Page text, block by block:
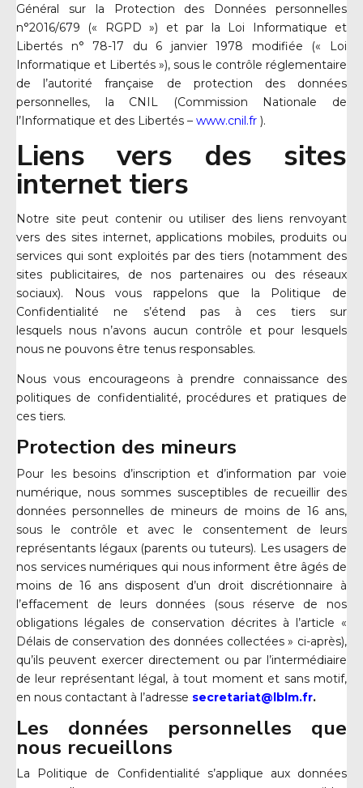
Général sur la Protection des Données personnelles
n°2016/679 (« RGPD ») et par la Loi Informatique et
Libertés n° 78-17 du 6 janvier 1978 modifiée (« Loi
Informatique et Libertés »), sous le contrôle réglementaire
de l’autorité française de protection des données
personnelles, la CNIL (Commission Nationale de
l’Informatique et des Libertés – www.cnil.fr ).
Liens vers des sites
internet tiers
Notre site peut contenir ou utiliser des liens renvoyant
vers des sites internet, applications mobiles, produits ou
services qui sont exploités par des tiers (notamment des
sites publicitaires, de nos partenaires ou des réseaux
sociaux). Nous vous rappelons que la Politique de
Confidentialité ne s’étend pas à ces tiers sur
lesquels nous n’avons aucun contrôle et pour lesquels
nous ne pouvons être tenus responsables.
Nous vous encourageons à prendre connaissance des
politiques de confidentialité, procédures et pratiques de
ces tiers.
Protection des mineurs
Pour les besoins d’inscription et d’information par voie
numérique, nous sommes susceptibles de recueillir des
données personnelles de mineurs de moins de 16 ans,
sous le contrôle et avec le consentement de leurs
représentants légaux (parents ou tuteurs). Les usagers de
nos services numériques qui nous informent être âgés de
moins de 16 ans disposent d’un droit discrétionnaire à
l’effacement de leurs données (sous réserve de nos
obligations légales de conservation décrites à l’article «
Délais de conservation des données collectées » ci-après),
qu’ils peuvent exercer directement ou par l’intermédiaire
de leur représentant légal, à tout moment et sans motif,
en nous contactant à l’adresse secretariat@lblm.fr.
Les données personnelles que
nous recueillons
La Politique de Confidentialité s’applique aux données